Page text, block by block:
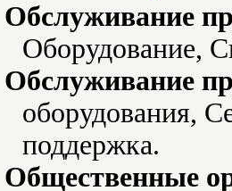
Обслуживание
Оборудование,
Обслуживание
оборудования,
поддержка.
Общественные